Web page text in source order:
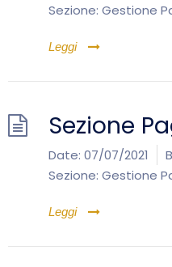
Sezione: Gestione
Leggi
Sezione
Date: 07/07/2021
Sezione: Gestione
Leggi